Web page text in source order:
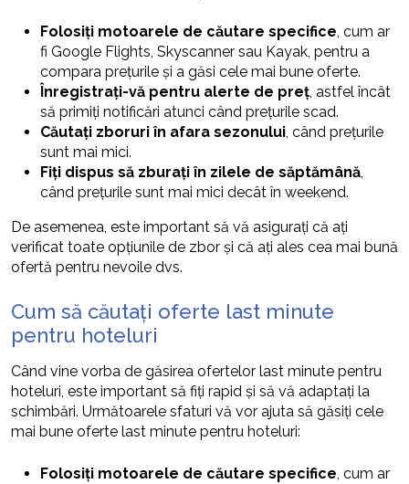
Folosiți motoarele de căutare specifice, cum ar
fi Google Flights, Skyscanner sau Kayak, pentru a
compara prețurile și a găsi cele mai bune oferte.
Înregistrați-vă pentru alerte de preț, astfel încât
să primiți notificări atunci când prețurile scad.
Căutați zboruri în afara sezonului, când prețurile
sunt mai mici.
Fiți dispus să zburați în zilele de săptămână,
când prețurile sunt mai mici decât în weekend.
De asemenea, este important să vă asigurați că ați
verificat toate opțiunile de zbor și că ați ales cea mai bună
ofertă pentru nevoile dvs.
Cum să căutați oferte last minute
pentru hoteluri
Când vine vorba de găsirea ofertelor last minute pentru
hoteluri, este important să fiți rapid și să vă adaptați la
schimbări. Următoarele sfaturi vă vor ajuta să găsiți cele
mai bune oferte last minute pentru hoteluri:
Folosiți motoarele de căutare specifice, cum ar